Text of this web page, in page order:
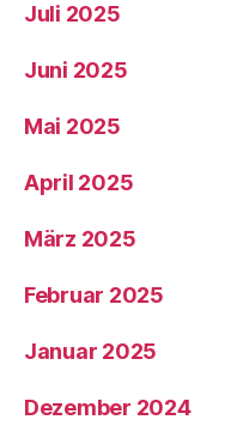
Juli 2025
Juni 2025
Mai 2025
April 2025
März 2025
Februar 2025
Januar 2025
Dezember 2024